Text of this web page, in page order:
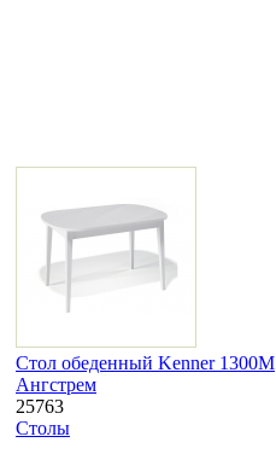
Стол обеденный Kenner 1300М
Ангстрем
25763
Столы